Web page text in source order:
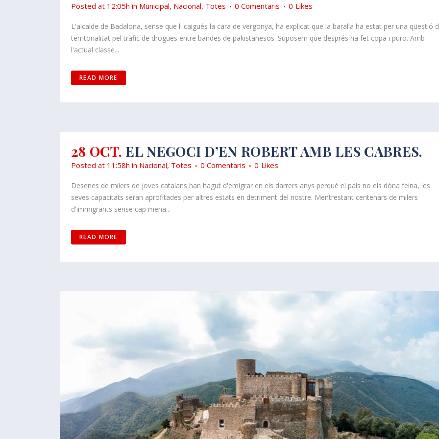
Posted at 12:05h in Municipal, Nacional, Totes 0 Comentaris 0 Likes
L'alcalde de Badalona, sense que li caigués la cara de vergonya, ha explicat que la baralla ha estat per una qüestió
territorialitat pel tràfic de drogues entre bandes de pakistanesos. Suposem que després ha fet copa i puro. Amb
l'actual classe...
READ MORE
28 OCT. EL NEGOCI D’EN ROBERT AMB LES CABRES.
Posted at 11:58h in Nacional, Totes 0 Comentaris 0 Likes
Desenes de milers de joves catalans han hagut d'emigrar en els darrers anys perquè el país no els dóna feina, les
seves capacitats seran aprofitades per altres estats en detriment del nostre. Mentrestant centenars de milers
d'immigrants sense cap mena...
READ MORE